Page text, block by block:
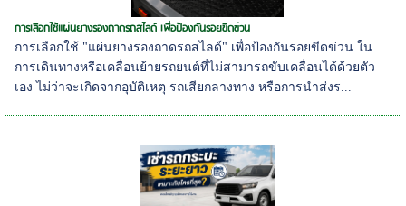
การเลือกใช้แผ่นยางรองถาดรถสไลด์ เพื่อป้องกันรอยขีดข่วน
การเลือกใช้ "แผ่นยางรองถาดรถสไลด์" เพื่อป้องกันรอยขีดข่วน ใน
การเดินทางหรือเคลื่อนย้ายรถยนต์ที่ไม่สามารถขับเคลื่อนได้ด้วยตัว
เอง ไม่ว่าจะเกิดจากอุบัติเหตุ รถเสียกลางทาง หรือการนำส่งร...